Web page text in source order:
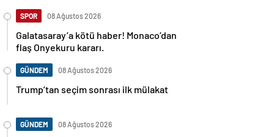
SPOR 08 Ağustos 2026
Galatasaray’a kötü haber! Monaco’dan
flaş Onyekuru kararı.
GÜNDEM 08 Ağustos 2026
Trump’tan seçim sonrası ilk mülakat
GÜNDEM 08 Ağustos 2026